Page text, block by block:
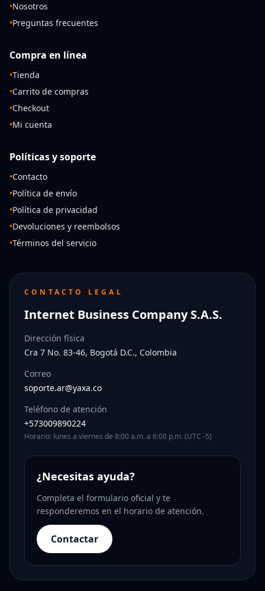
•Nosotros
•Preguntas frecuentes
Compra en línea
•Tienda
•Carrito de compras
•Checkout
•Mi cuenta
Políticas y soporte
•Contacto
•Política de envío
•Política de privacidad
•Devoluciones y reembolsos
•Términos del servicio
CONTACTO LEGAL
Internet Business Company S.A.S.
Dirección física
Cra 7 No. 83-46, Bogotá D.C., Colombia
Correo
soporte.ar@yaxa.co
Teléfono de atención
+573009890224
Horario: lunes a viernes de 8:00 a.m. a 6:00 p.m. (UTC -5)
¿Necesitas ayuda?
Completa el formulario oficial y te
responderemos en el horario de atención.
Contactar